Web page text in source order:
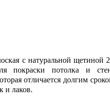
с натуральной щетиной
покраски потолка и
отличается долгим
и лаков.